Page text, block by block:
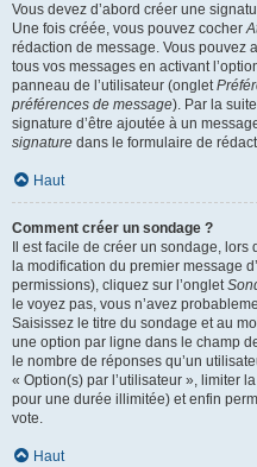
Vous devez d’abord créer une
Une fois créée, vous pouvez cocher
rédaction de message. Vous pouvez
tous vos messages en activant
panneau de l’utilisateur (onglet
préférences de message). Par la
signature d’être ajoutée à un
signature dans le formulaire de
Haut
Comment créer un sondage ?
Il est facile de créer un sondage,
la modification du premier message
permissions), cliquez sur l’onglet
le voyez pas, vous n’avez
Saisissez le titre du sondage et au
une option par ligne dans le champ
le nombre de réponses qu’un
« Option(s) par l’utilisateur », limiter
pour une durée illimitée) et enfin
vote.
Haut